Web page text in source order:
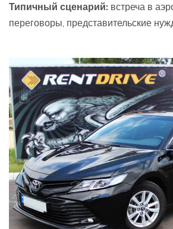
Типичный сценарий: встреча в
переговоры, представительские